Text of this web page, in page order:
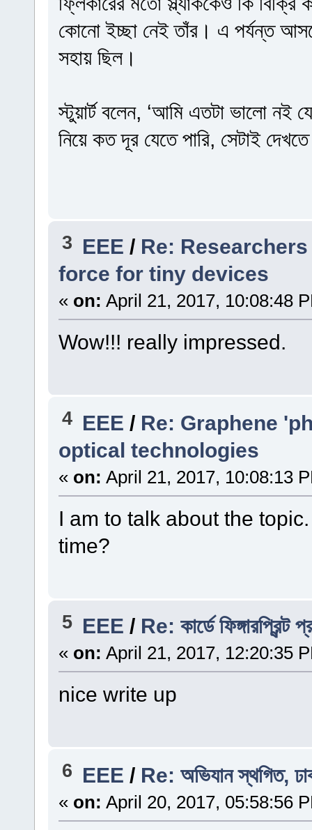
কোনো ইচ্ছা নেই তাঁর। এ পর্যন্ত
সহায় ছিল।
স্টুয়ার্ট বলেন, ‘আমি এতটা ভালো
নিয়ে কত দূর যেতে পারি, সেটাই
3 EEE / Re:
force for tiny devices
« on: April 21, 2017, 10:08:48
Wow!!! really impressed.
4 EEE / Re: Graphene
optical technologies
« on: April 21, 2017, 10:08:13
I am to talk about the
time?
5 EEE / Re: কার্ডে ফিঙ্গারপ্রিন্ট
« on: April 21, 2017, 12:20:35
nice write up
6 EEE / Re: অভিযান স্থগিত,
« on: April 20, 2017, 05:58:56